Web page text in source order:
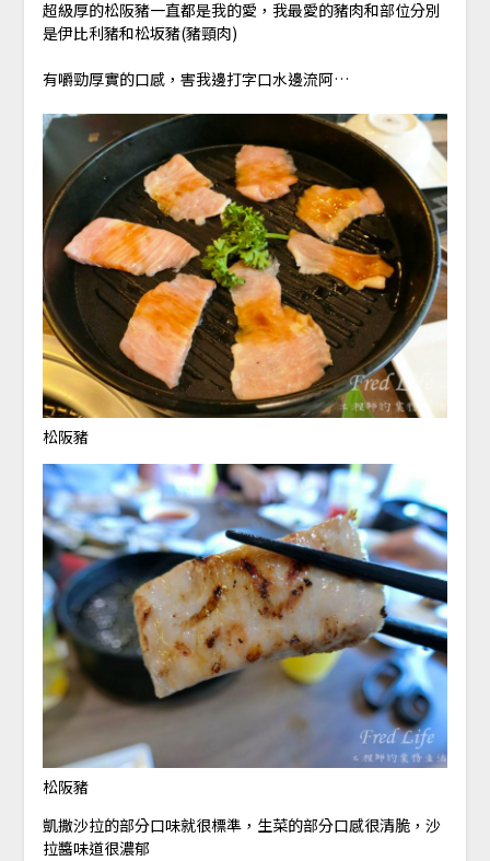
超級厚的松阪豬一直都是我的愛，我最愛的豬肉和部位分別
是伊比利豬和松坂豬(豬頸肉)
有嚼勁厚實的口感，害我邊打字口水邊流阿…
松阪豬
松阪豬
凱撒沙拉的部分口味就很標準，生菜的部分口感很清脆，沙
拉醬味道很濃郁